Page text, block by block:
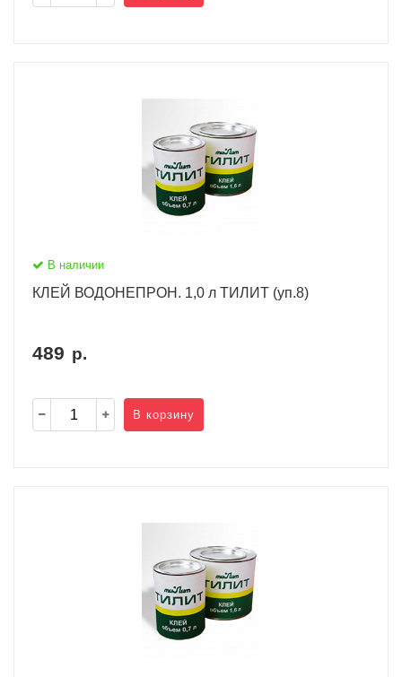
В наличии
КЛЕЙ ВОДОНЕПРОН. 1,0 л ТИЛИТ (уп.8)
489 р.
В корзину